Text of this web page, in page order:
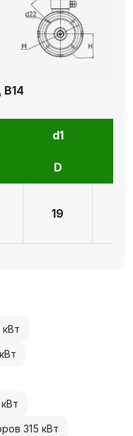
d1
D
19
315 кВт